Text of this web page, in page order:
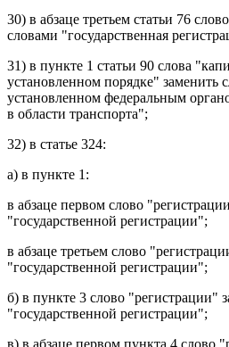
30) в абзаце третьем статьи 76
словами "государственная
31) в пункте 1 статьи 90 слова
установленном порядке" заменить
установленном федеральным
в области транспорта";
32) в статье 324:
а) в пункте 1 :
в абзаце первом слово
"государственной регистрации";
в абзаце третьем слово
"государственной регистрации";
б) в пункте 3 слово "регистрации"
"государственной регистрации";
в) в абзаце первом пункта 4 слово